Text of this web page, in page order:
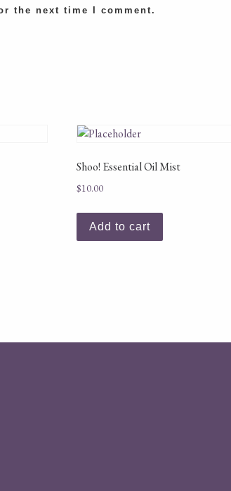
the next time I comment.
Shoo! Essential Oil Mist
$10.00
Add to cart